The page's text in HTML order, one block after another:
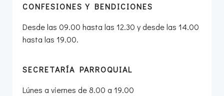
CONFESIONES Y BENDICIONES
Desde las 09.00 hasta las 12.30 y desde las 14.00
hasta las 19.00.
SECRETARÍA PARROQUIAL
Lúnes a viernes de 8.00 a 19.00